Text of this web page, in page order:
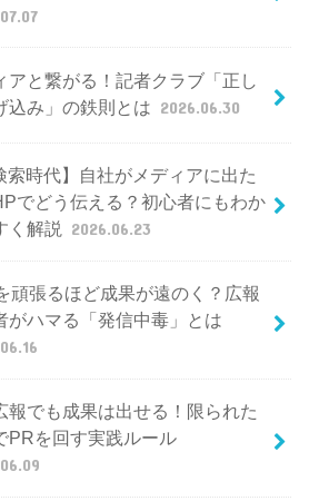
アと繋がる！記者クラブ「正し
込み」の鉄則とは 2026.06.30
索時代】自社がメディアに出た
でどう伝える？初心者にもわか
く解説
2026.06.23
頑張るほど成果が遠のく？広報
がハマる「発信中毒」とは
報でも成果は出せる！限られた
PRを回す実践ルール